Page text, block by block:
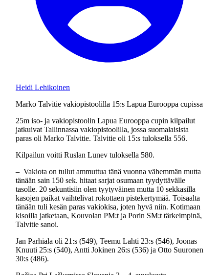
Heidi Lehikoinen
Marko Talvitie vakiopistoolilla 15:s Lapua Eurooppa cupissa
25m iso- ja vakiopistoolin Lapua Eurooppa cupin kilpailut
jatkuivat Tallinnassa vakiopistoolilla, jossa suomalaisista
paras oli Marko Talvitie. Talvitie oli 15:s tuloksella 556.
Kilpailun voitti Ruslan Lunev tuloksella 580.
– Vakiota on tullut ammuttua tänä vuonna vähemmän mutta
tänään sain 150 sek. hitaat sarjat osumaan tyydyttävälle
tasolle. 20 sekuntisiin olen tyytyväinen mutta 10 sekkasilla
kasojen paikat vaihtelivat rokottaen pistekertymää. Toisaalta
tänään tuli kesän paras vakiokisa, joten hyvä niin. Kotimaan
kisoilla jatketaan, Kouvolan PM:t ja Porin SM:t tärkeimpinä,
Talvitie sanoi.
Jan Parhiala oli 21:s (549), Teemu Lahti 23:s (546), Joonas
Knuuti 25:s (540), Antti Jokinen 26:s (536) ja Otto Suuronen
30:s (486).